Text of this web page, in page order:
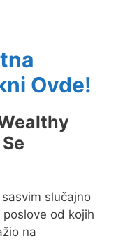
Ovde!
slučajno
od kojih
na